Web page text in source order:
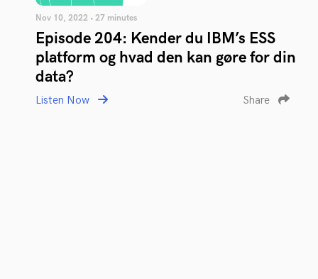
Nov 10, 2022 • 27 minutes
Episode 204: Kender du IBM’s ESS
platform og hvad den kan gøre for din
data?
Listen Now Share